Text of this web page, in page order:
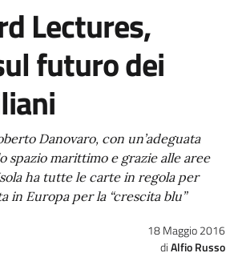
Lectures,
futuro dei
Danovaro, con un’adeguata
spazio marittimo e grazie alle aree
ha tutte le carte in regola per
in Europa per la “crescita blu”
18 Maggio 2016
Alfio Russo